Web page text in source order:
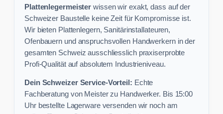
Plattenlegermeister wissen wir exakt, dass auf der
Schweizer Baustelle keine Zeit für Kompromisse ist.
Wir bieten Plattenlegern, Sanitärinstallateuren,
Ofenbauern und anspruchsvollen Handwerkern in der
gesamten Schweiz ausschliesslich praxiserprobte
Profi-Qualität auf absolutem Industrieniveau.
Dein Schweizer Service-Vorteil: Echte
Fachberatung von Meister zu Handwerker. Bis 15:00
Uhr bestellte Lagerware versenden wir noch am